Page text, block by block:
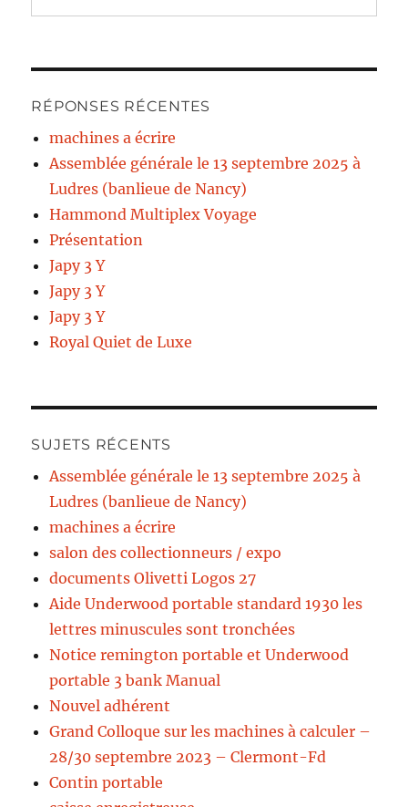
RÉPONSES RÉCENTES
machines a écrire
Assemblée générale le 13 septembre 2025 à
Ludres (banlieue de Nancy)
Hammond Multiplex Voyage
Présentation
Japy 3 Y
Japy 3 Y
Japy 3 Y
Royal Quiet de Luxe
SUJETS RÉCENTS
Assemblée générale le 13 septembre 2025 à
Ludres (banlieue de Nancy)
machines a écrire
salon des collectionneurs / expo
documents Olivetti Logos 27
Aide Underwood portable standard 1930 les
lettres minuscules sont tronchées
Notice remington portable et Underwood
portable 3 bank Manual
Nouvel adhérent
Grand Colloque sur les machines à calculer –
28/30 septembre 2023 – Clermont-Fd
Contin portable